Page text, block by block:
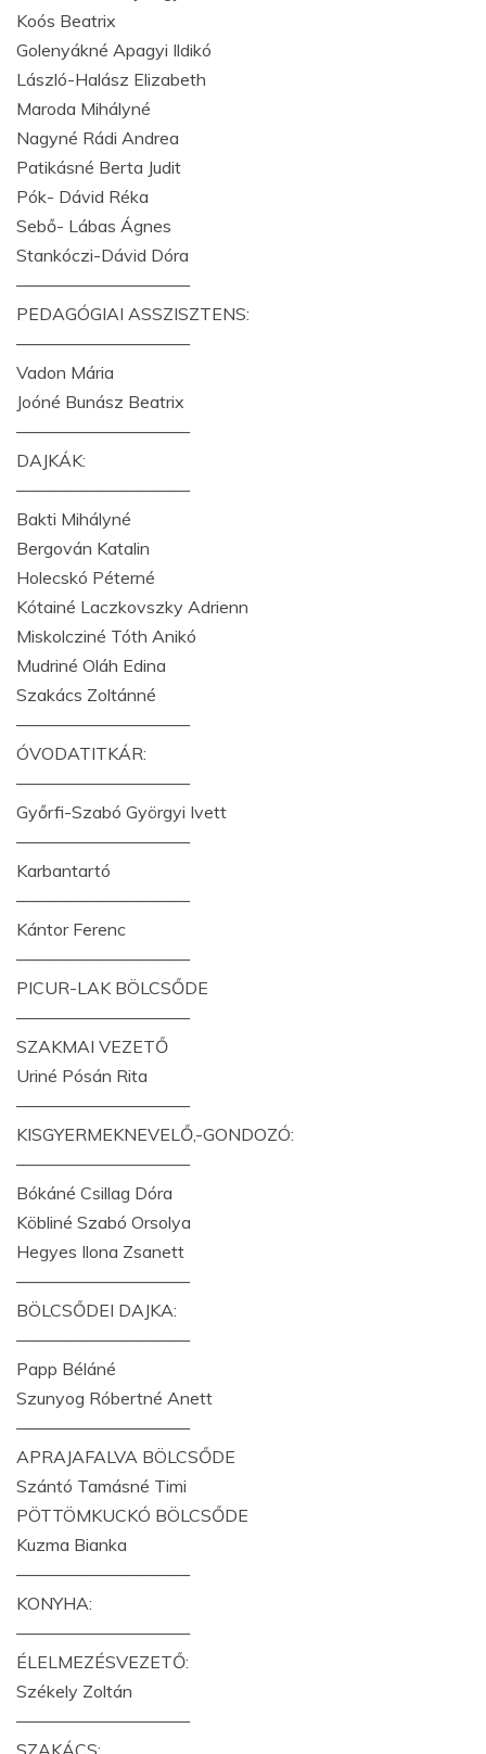
Koós Beatrix
Golenyákné Apagyi Ildikó
László-Halász Elizabeth
Maroda Mihályné
Nagyné Rádi Andrea
Patikásné Berta Judit
Pók- Dávid Réka
Sebő- Lábas Ágnes
Stankóczi-Dávid Dóra
——————————
PEDAGÓGIAI ASSZISZTENS:
——————————
Vadon Mária
Joóné Bunász Beatrix
——————————
DAJKÁK:
——————————
Bakti Mihályné
Bergován Katalin
Holecskó Péterné
Kótainé Laczkovszky Adrienn
Miskolcziné Tóth Anikó
Mudriné Oláh Edina
Szakács Zoltánné
——————————
ÓVODATITKÁR:
——————————
Győrfi-Szabó Györgyi Ivett
——————————
Karbantartó
——————————
Kántor Ferenc
——————————
PICUR-LAK BÖLCSŐDE
——————————
SZAKMAI VEZETŐ
Uriné Pósán Rita
——————————
KISGYERMEKNEVELŐ,-GONDOZÓ:
——————————
Bókáné Csillag Dóra
Köbliné Szabó Orsolya
Hegyes Ilona Zsanett
——————————
BÖLCSŐDEI DAJKA:
——————————
Papp Béláné
Szunyog Róbertné Anett
——————————
APRAJAFALVA BÖLCSŐDE
Szántó Tamásné Timi
PÖTTÖMKUCKÓ BÖLCSŐDE
Kuzma Bianka
——————————
KONYHA:
——————————
ÉLELMEZÉSVEZETŐ:
Székely Zoltán
——————————